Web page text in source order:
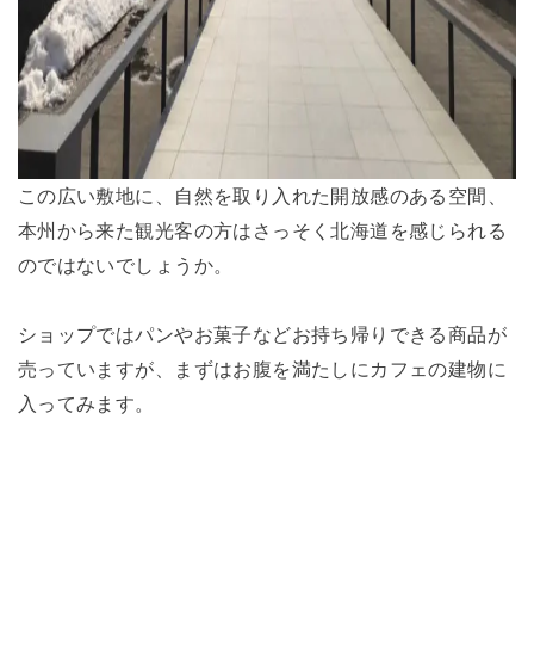
この広い敷地に、自然を取り入れた開放感のある空間、
本州から来た観光客の方はさっそく北海道を感じられる
のではないでしょうか。
ショップではパンやお菓子などお持ち帰りできる商品が
売っていますが、まずはお腹を満たしにカフェの建物に
入ってみます。